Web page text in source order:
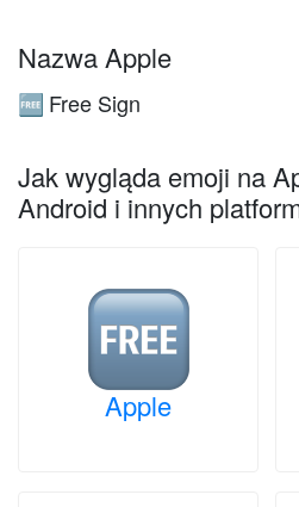
Nazwa Apple
🆓 Free Sign
Jak wygląda emoji na
Android i innych
Apple